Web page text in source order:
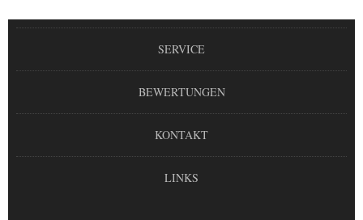
SERVICE
BEWERTUNGEN
KONTAKT
LINKS